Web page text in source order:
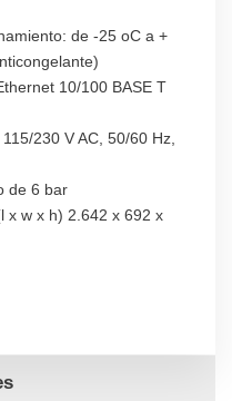
de -25 oC a +
10/100 BASE T
230 V AC, 50/60 Hz,
de 6 bar
x w x h) 2.642 x 692 x